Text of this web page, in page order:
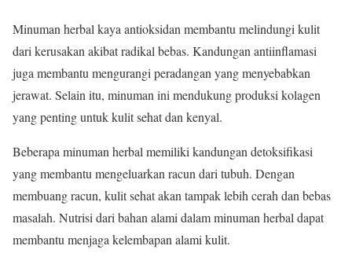
Minuman herbal kaya antioksidan membantu melindungi kulit
dari kerusakan akibat radikal bebas. Kandungan antiinflamasi
juga membantu mengurangi peradangan yang menyebabkan
jerawat. Selain itu, minuman ini mendukung produksi kolagen
yang penting untuk kulit sehat dan kenyal.
Beberapa minuman herbal memiliki kandungan detoksifikasi
yang membantu mengeluarkan racun dari tubuh. Dengan
membuang racun, kulit sehat akan tampak lebih cerah dan bebas
masalah. Nutrisi dari bahan alami dalam minuman herbal dapat
membantu menjaga kelembapan alami kulit.